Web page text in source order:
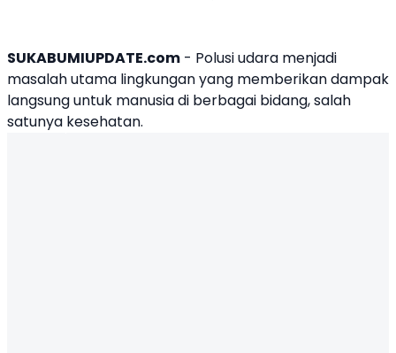
SUKABUMIUPDATE.com - Polusi udara menjadi
masalah utama lingkungan yang memberikan dampak
langsung untuk manusia di berbagai bidang, salah
satunya kesehatan.